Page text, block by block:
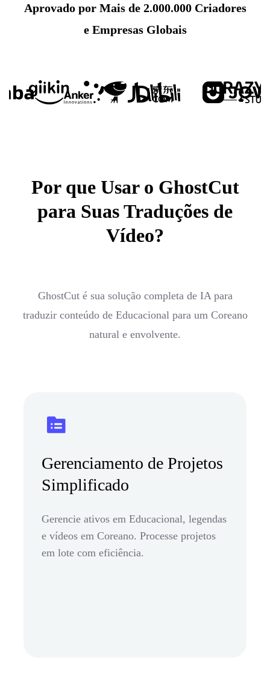
Aprovado por Mais de 2.000.000 Criadores
e Empresas Globais
Por que Usar o GhostCut
para Suas Traduções de
Vídeo?
GhostCut é sua solução completa de IA para
traduzir conteúdo de Educacional para um Coreano
natural e envolvente.
Gerenciamento de Projetos
Simplificado
Gerencie ativos em Educacional, legendas
e vídeos em Coreano. Processe projetos
em lote com eficiência.